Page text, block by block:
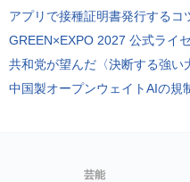
アプリで接種証明書発行するコ
GREEN×EXPO 2027 公式ライセンス商品！初の「トゥンクトゥンク」公式LINE
共和党が望んだ〈決断する強い大統領〉が統治するアメリカの到来──「アメリカン・ドッペルゲン
中国製オープンウェイトAIの規制を巡り、シリコンバレ
芸能